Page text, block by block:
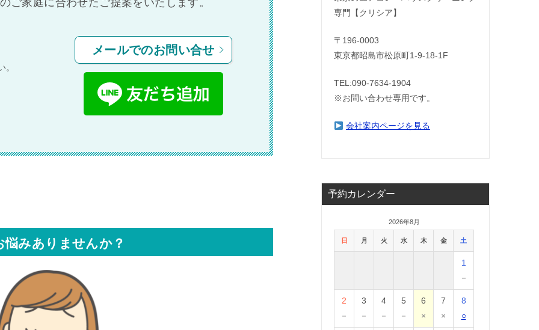
。
メールでのお問い合せ
悩みありませんか？
専門【クリシア】
〒196-0003
東京都昭島市松原町1-9‐18‐1F
TEL:090-7634-1904
※お問い合わせ専用です。
会社案内ページを見る
予約カレンダー
2026年8月
日 月 火 水 木 金 土
1
－
2
－
3
－
4
－
5
－
6
×
7
×
8
○